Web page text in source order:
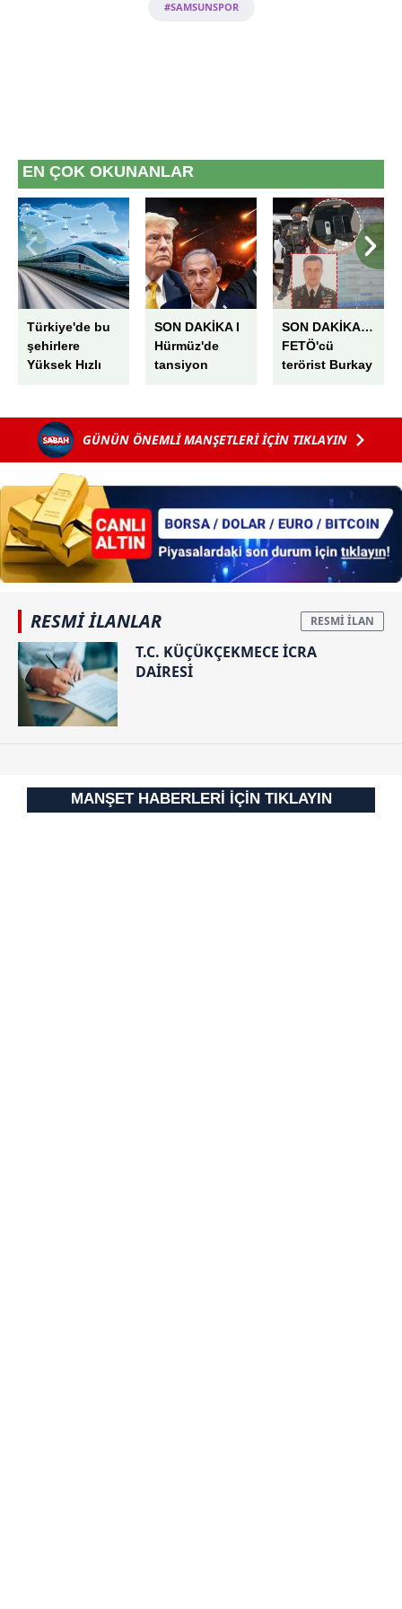
toplumu hizmetlerinin sunulması amacıyla
için Ayarlar butonuna tıklayabilir,
Metnimiziziyaret edebilirsiniz.
6698 sayılı Kişisel Verilerin Korunması Kanunu uyarınca
hazırlanmış Aydınlatma Metnimizi okumak ve sitemizde
ilgili mevzuata uygun olarak kullanılan çerezlerle ilgili bilgi
almak için lütfentıklayınız.
#SAMSUNSPOR
EN ÇOK OKUNANLAR
Türkiye'de bu
şehirlere
Yüksek Hızlı
Uraloğlu tarih
verdi
SON DAKİKA I
Hürmüz'de
tansiyon
ABD savaş
uçakları
SON DAKİKA…
FETÖ'cü
terörist Burkay
o operasyonun
perde arkası:
kimliğini
kullanmış!
GÜNÜN ÖNEMLİ MANŞETLERİ İÇİN TIKLAYIN
RESMİ İLANLAR
T.C. KÜÇÜKÇEKMECE İCRA
DAİRESİ
MANŞET HABERLERİ İÇİN TIKLAYIN